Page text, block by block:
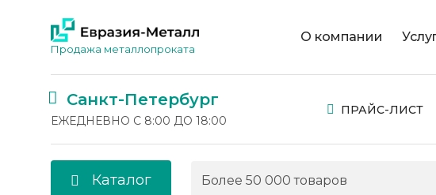
Продажа металлопроката
О компании
Санкт-Петербург
ЕЖЕДНЕВНО С 8:00 ДО 18:00
ПРАЙС-ЛИСТ
Каталог